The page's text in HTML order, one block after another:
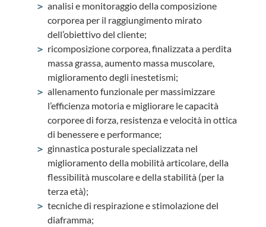
analisi e monitoraggio della composizione
corporea per il raggiungimento mirato
dell’obiettivo del cliente;
ricomposizione corporea, finalizzata a perdita
massa grassa, aumento massa muscolare,
miglioramento degli inestetismi;
allenamento funzionale per massimizzare
l’efficienza motoria e migliorare le capacità
corporee di forza, resistenza e velocità in ottica
di benessere e performance;
ginnastica posturale specializzata nel
miglioramento della mobilità articolare, della
flessibilità muscolare e della stabilità (per la
terza età);
tecniche di respirazione e stimolazione del
diaframma;